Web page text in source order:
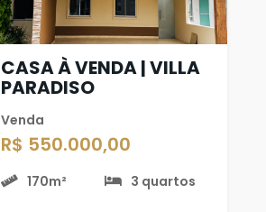
CASA À VENDA | VILLA
PARADISO
Venda
R$ 550.000,00
170m² 3 quartos